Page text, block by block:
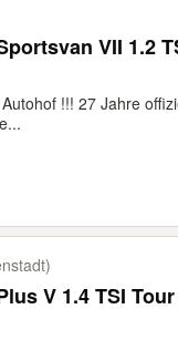
VII 1.2
!!! 27 Jahre
V 1.4 TSI